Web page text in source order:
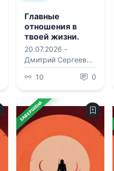
Главные
отношения в
твоей жизни.
Любовь к себе
20.07.2026 -
Дмитрий Сергеевич
Антипов
10 0
ЗАВЕРШЕНА